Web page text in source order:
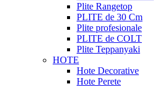
Plite Rangetop
PLITE de 30 Cm
Plite profesionale
PLITE de COLT
Plite Teppanyaki
HOTE
Hote Decorative
Hote Perete